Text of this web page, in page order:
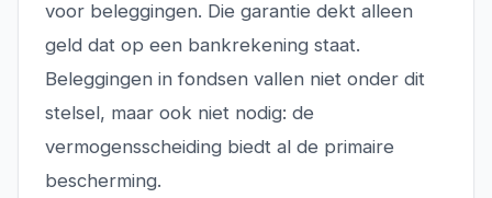
voor beleggingen. Die garantie dekt alleen
geld dat op een bankrekening staat.
Beleggingen in fondsen vallen niet onder dit
stelsel, maar ook niet nodig: de
vermogensscheiding biedt al de primaire
bescherming.